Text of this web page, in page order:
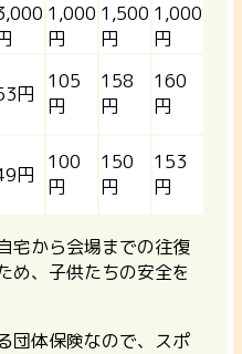
1,000
円
1,500
円
1,000
円
円
105
円
158
円
160
円
円
100
円
150
円
153
円
宅から会場までの往復
め、子供たちの安全を
団体保険なので、スポ